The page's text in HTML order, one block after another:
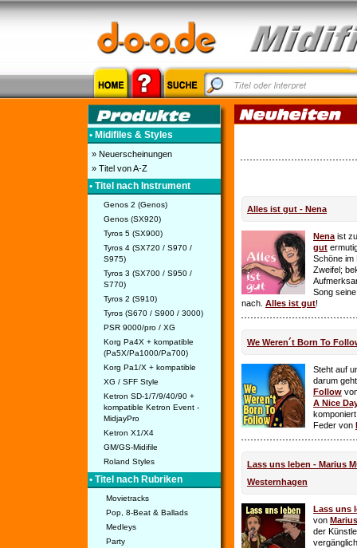
• Midifiles & Styles
» Neuerscheinungen
» Titel von A-Z
• Titel nach Instrument
Genos 2 (Genos)
Genos (SX920)
Tyros 5 (SX900)
Tyros 4 (SX720 / S970 /
S975)
Tyros 3 (SX700 / S950 /
S770)
Tyros 2 (S910)
Tyros (S670 / S900 / 3000)
PSR 9000/pro / XG
Korg Pa4X + kompatible
(Pa5X/Pa1000/Pa700)
Korg Pa1/X + kompatible
XG / SFF Style
Ketron SD-1/7/9/40/90 +
kompatible Ketron Event -
MidjayPro
Ketron X1/X4
GM/GS-Midifile
Roland Styles
• Titel nach Rubriken
Movietracks
Pop, 8-Beat & Ballads
Medleys
Party
Alles ist gut - Nena
Nena ist
gut
Schöne im
Zweifel;
Song
nach. Alles ist gut!
We Weren´t Born To
Steht auf
darum
Follow
A Nice
Feder von
Lass uns leben - Marius
Westernhagen
Lass uns
von
der